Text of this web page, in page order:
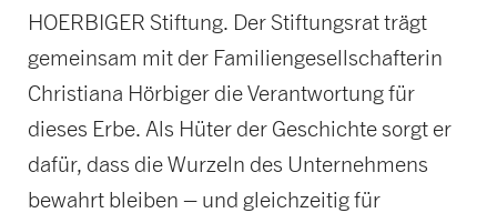
HOERBIGER Stiftung. Der Stiftungsrat trägt
gemeinsam mit der Familiengesellschafterin
Christiana Hörbiger die Verantwortung für
dieses Erbe. Als Hüter der Geschichte sorgt er
dafür, dass die Wurzeln des Unternehmens
bewahrt bleiben – und gleichzeitig für